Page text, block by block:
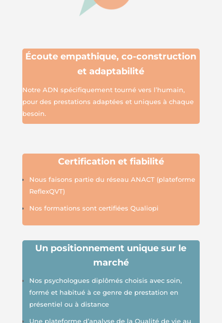
Écoute empathique,co-construction
et adaptabilité
Notre ADN spécifiquement tourné vers l’humain,
pour des prestations adaptées et uniques à chaque
besoin.
Certification et fiabilité
Nous faisons partie du réseau ANACT (plateforme
ReflexQVT)
Nos formations sont certifiées Qualiopi
Un positionnement unique sur le
marché
Nos psychologues diplômés choisis avec soin,
formé et habitué à ce genre de prestation en
présentiel ou à distance
Une plateforme d’analyse de la Qualité de vie au